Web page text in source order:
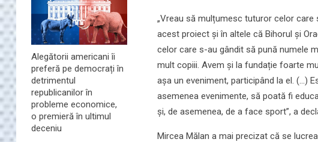
Alegătorii americani îi
preferă pe democrați în
detrimentul
republicanilor în
probleme economice,
o premieră în ultimul
deceniu
„Vreau să mulțumesc tuturor celor
acest proiect și în altele că Bihorul și
celor care s-au gândit să pună numele
mult copiii. Avem și la fundație foarte
așa un eveniment, participând la el. (...)
asemenea evenimente, să poată fi
și, de asemenea, de a face sport”, a
Mircea Mălan a mai precizat că se